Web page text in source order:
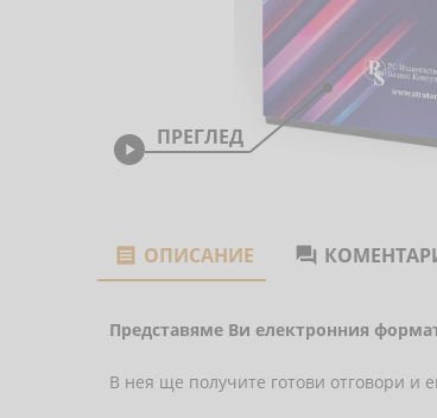
 ПРЕГЛЕД
 ОПИСАНИЕ 
Представяме Ви електронния
В нея ще получите готови отговори и